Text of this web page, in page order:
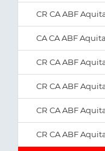
CR CA ABF
CA CA ABF
CR CA ABF
CR CA ABF
CR CA ABF
CR CA ABF